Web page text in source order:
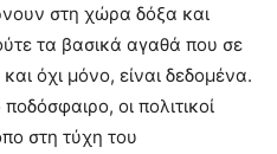
στη χώρα δόξα και
τα βασικά αγαθά που σε
όχι μόνο, είναι δεδομένα.
οι πολιτικοί
στη τύχη του